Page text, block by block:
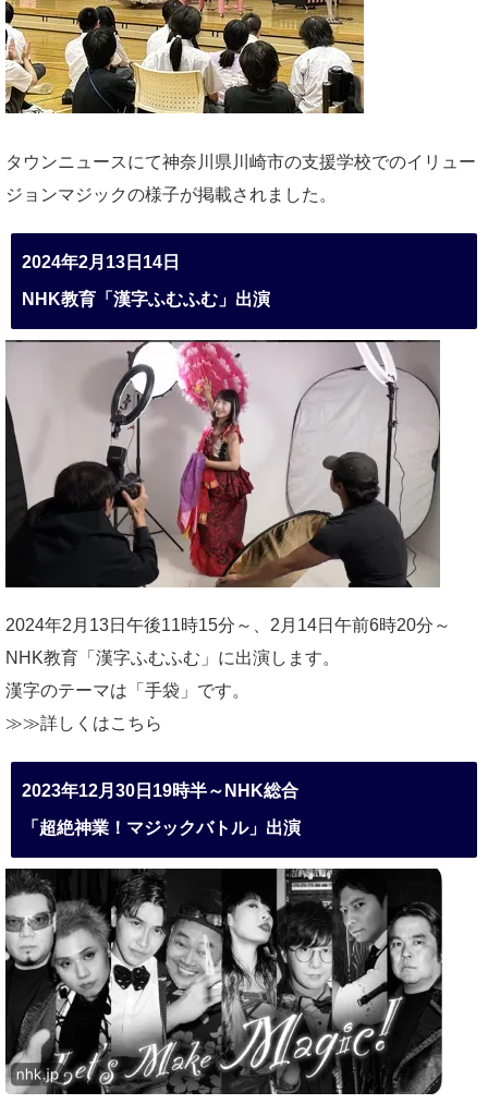
タウンニュースにて神奈川県川崎市の支援学校でのイリュー
ジョンマジックの様子が掲載されました。
2024年2月13日14日
NHK教育「漢字ふむふむ」出演
2024年2月13日午後11時15分～、2月14日午前6時20分～
NHK教育「漢字ふむふむ」に出演します。
漢字のテーマは「手袋」です。
≫≫詳しくはこちら
2023年12月30日19時半～NHK総合
「超絶神業！マジックバトル」出演